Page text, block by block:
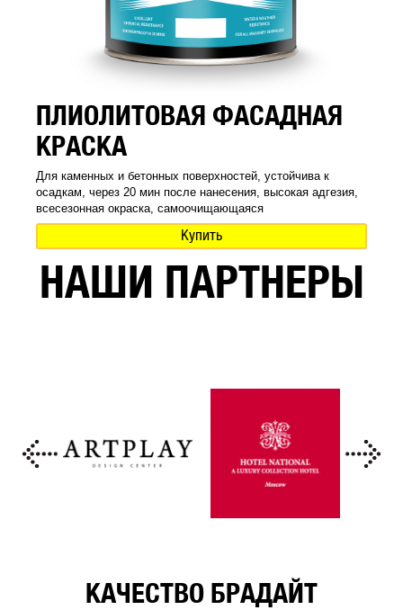
ПЛИОЛИТОВАЯ ФАСАДНАЯ
КРАСКА
Для каменных и бетонных поверхностей, устойчива к
осадкам, через 20 мин после нанесения, высокая адгезия,
всесезонная окраска, самоочищающаяся
Купить
НАШИ ПАРТНЕРЫ
КАЧЕСТВО БРАДАЙТ